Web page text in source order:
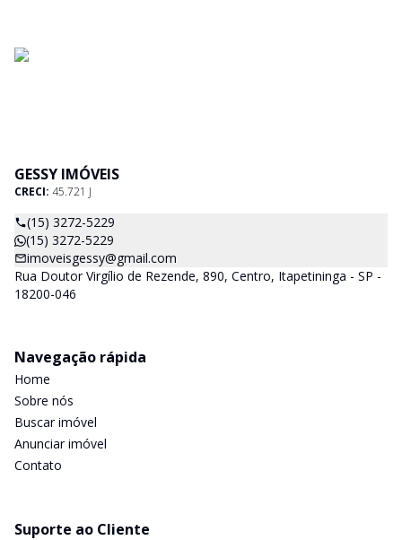
GESSY IMÓVEIS
CRECI: 45.721 J
(15) 3272-5229
(15) 3272-5229
imoveisgessy@gmail.com
Rua Doutor Virgílio de Rezende, 890, Centro, Itapetininga - SP -
18200-046
Navegação rápida
Home
Sobre nós
Buscar imóvel
Anunciar imóvel
Contato
Suporte ao Cliente